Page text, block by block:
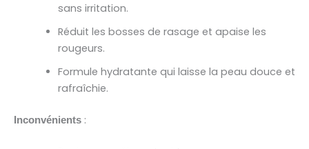
sans irritation.
Réduit les bosses de rasage et apaise les
rougeurs.
Formule hydratante qui laisse la peau douce et
rafraîchie.
Inconvénients :